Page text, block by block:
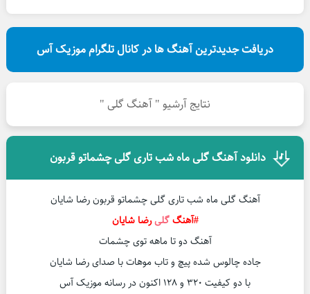
دریافت جدیدترین آهنگ ها در کانال تلگرام موزیک آس
نتایج آرشیو " آهنگ گلی "
دانلود آهنگ گلی ماه شب تاری گلی چشماتو قربون
آهنگ گلی ماه شب تاری گلی چشماتو قربون رضا شایان
#آهنگگلیرضا شایان
آهنگ دو تا ماهه توی چشمات
جاده چالوس شده پیچ و تاب موهات با صدای رضا شایان
با دو کیفیت ۳۲۰ و ۱۲۸ اکنون در رسانه موزیک آس